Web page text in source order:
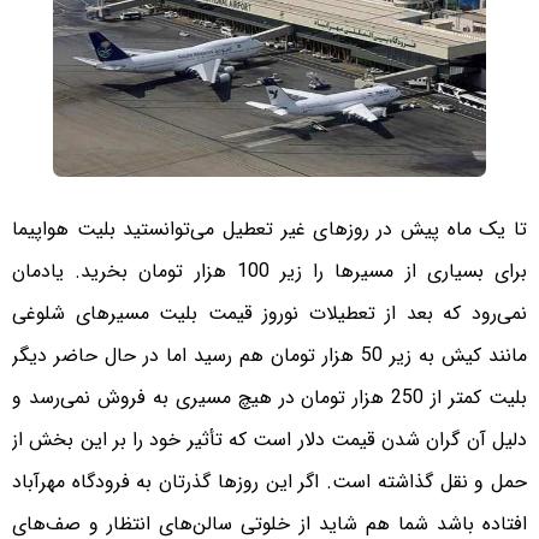
تا یک ماه پیش در روزهای غیر تعطیل می‌توانستید بلیت هواپیما
برای بسیاری از مسیرها را زیر 100 هزار تومان بخرید. یادمان
نمی‌رود که بعد از تعطیلات نوروز قیمت بلیت مسیرهای شلوغی
مانند کیش به زیر 50 هزار تومان هم رسید اما در حال حاضر دیگر
بلیت کمتر از 250 هزار تومان در هیچ مسیری به فروش نمی‌رسد و
دلیل آن گران شدن قیمت دلار است که تأثیر خود را بر این بخش از
حمل و نقل گذاشته است. اگر این روزها گذرتان به فرودگاه مهرآباد
افتاده باشد شما هم شاید از خلوتی سالن‌های انتظار و صف‌های